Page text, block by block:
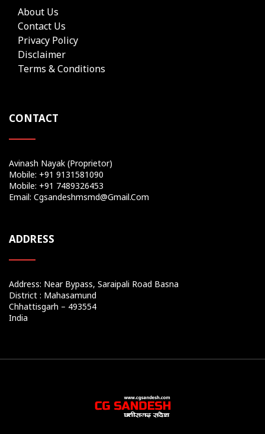
About Us
Contact Us
Privacy Policy
Disclaimer
Terms & Conditions
CONTACT
Avinash Nayak (Proprietor)
Mobile: +91 9131581090
Mobile: +91 7489326453
Email: Cgsandeshmsmd@gmail.com
ADDRESS
Address: Near Bypass, Saraipali Road Basna
District : Mahasamund
Chhattisgarh – 493554
India